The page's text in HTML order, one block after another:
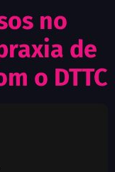
no
de
o DTTC